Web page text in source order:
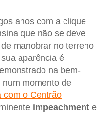
anos com a clique
que não se deve
manobrar no terreno
aparência é
na bem-
momento de
com o Centrão
impeachment e